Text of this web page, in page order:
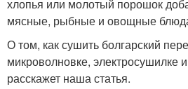
хлопья или молотый порошок
мясные, рыбные и овощные
О том, как сушить болгарский
микроволновке, электросушилке
расскажет наша статья.